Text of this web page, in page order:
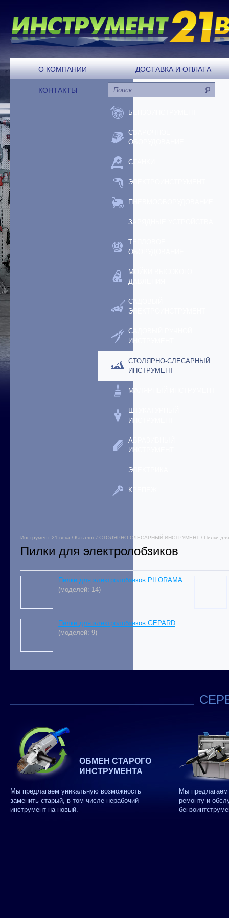
О КОМПАНИИ ДОСТАВКА И ОПЛАТА
КОНТАКТЫ
БЕНЗОИНСТРУМЕНТ
СВАРОЧНОЕ
ОБОРУДОВАНИЕ
СТАНКИ
ЭЛЕКТРОИНСТРУМЕНТ
ПНЕВМООБОРУДОВАНИЕ
ЗАРЯДНЫЕ УСТРОЙСТВА
ТЕПЛОВОЕ
ОБОРУДОВАНИЕ
МОЙКИ ВЫСОКОГО
ДАВЛЕНИЯ
САДОВЫЙ
ЭЛЕКТРОИНСТРУМЕНТ
САДОВЫЙ РУЧНОЙ
ИНСТРУМЕНТ
СТОЛЯРНО-СЛЕСАРНЫЙ
ИНСТРУМЕНТ
МАЛЯРНЫЙ ИНСТРУМЕНТ
ШТУКАТУРНЫЙ
ИНСТРУМЕНТ
АБРАЗИВНЫЙ
ИНСТРУМЕНТ
ЭЛЕКТРИКА
КРЕПЕЖ
Инструмент 21 века / Каталог / СТОЛЯРНО-СЛЕСАРНЫЙ ИНСТРУМЕНТ / Пилки
Пилки для электролобзиков
Пилки для электролобзиков PILORAMA
(моделей: 14)
Пилки для электролобзиков GEPARD
(моделей: 9)
ОБМЕН СТАРОГО
ИНСТРУМЕНТА
Мы предлагаем уникальную возможность
заменить старый, в том числе нерабочий
инструмент на новый.
Мы
ремонту и